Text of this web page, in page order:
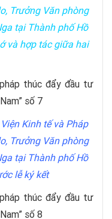
Trưởng Văn phòng
tại Thành phố Hồ
và hợp tác giữa hai
Kinh tế và Pháp
Trưởng Văn phòng
tại Thành phố Hồ
lễ ký kết